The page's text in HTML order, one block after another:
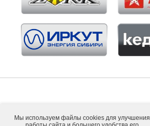
Мы используем файлы cookies для улучшения